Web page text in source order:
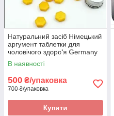
Натуральний засіб Німецький
аргумент таблетки для
чоловічого здоро'я Germany
must state оригінал
В наявності
500 ₴/упаковка
700 ₴/упаковка
Купити